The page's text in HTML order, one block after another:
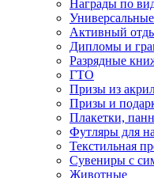
Награды по
Активный
Дипломы и
Разрядные
ГТО
Призы из
Призы и
Плакетки,
Футляры для
Текстильная
Сувениры с
Животные